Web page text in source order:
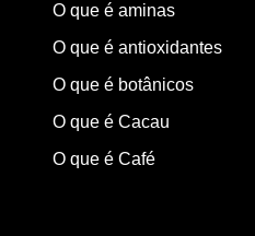
O que é aminas
O que é antioxidantes
O que é botânicos
O que é Cacau
O que é Café